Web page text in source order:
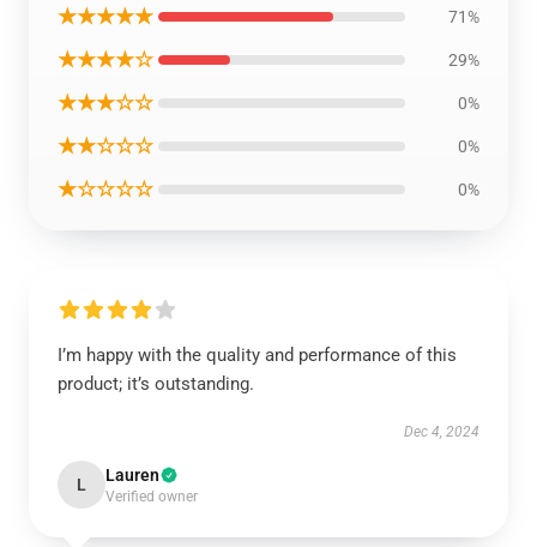
★★★★★ 71%
★★★★☆ 29%
★★★☆☆ 0%
★★☆☆☆ 0%
★☆☆☆☆ 0%
I’m happy with the quality and performance of this
product; it’s outstanding.
Dec 4, 2024
L Lauren
Verified owner